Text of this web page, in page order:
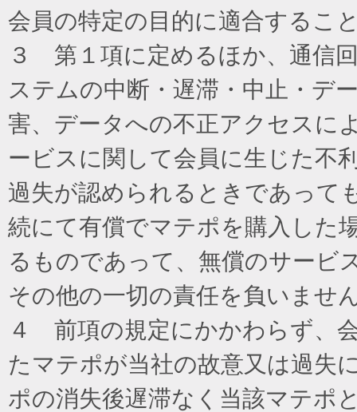
会員の特定の目的に適合するこ
３ 第１項に定めるほか、通信
ステムの中断・遅滞・中止・デ
害、データへの不正アクセスに
ービスに関して会員に生じた不
過失が認められるときであって
続にて有償でマテポを購入した
るものであって、無償のサービ
その他の一切の責任を負いませ
４ 前項の規定にかかわらず、
たマテポが当社の故意又は過失
ポの消失後遅滞なく当該マテポ